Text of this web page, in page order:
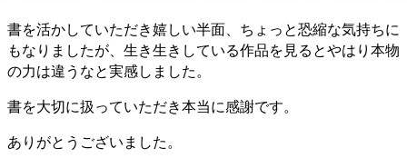
書を活かしていただき嬉しい半面、ちょっと恐縮な気持ちに
もなりましたが、生き生きしている作品を見るとやはり本物
の力は違うなと実感しました。
書を大切に扱っていただき本当に感謝です。
ありがとうございました。